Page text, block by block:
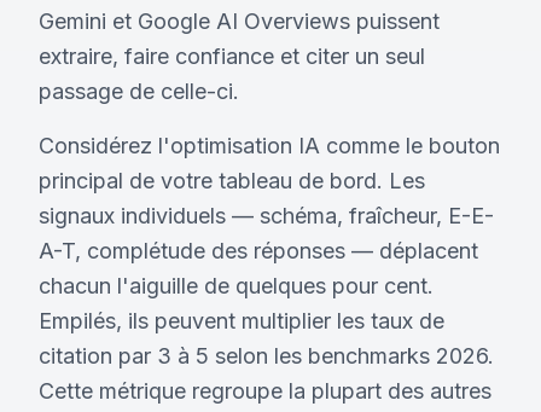
Gemini et Google AI Overviews puissent
extraire, faire confiance et citer un seul
passage de celle-ci.
Considérez l'optimisation IA comme le bouton
principal de votre tableau de bord. Les
signaux individuels — schéma, fraîcheur, E-E-
A-T, complétude des réponses — déplacent
chacun l'aiguille de quelques pour cent.
Empilés, ils peuvent multiplier les taux de
citation par 3 à 5 selon les benchmarks 2026.
Cette métrique regroupe la plupart des autres